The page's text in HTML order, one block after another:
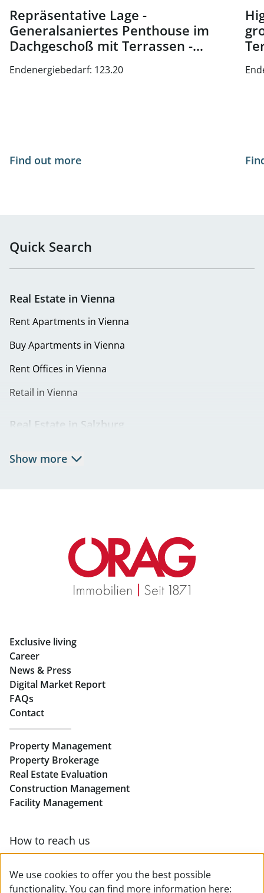
Repräsentative Lage -
Generalsaniertes Penthouse im
Dachgeschoß mit Terrassen -
kaufen in 1010 Wien
Endenergiebedarf: 123.20
Find out more
Quick Search
Real Estate in Vienna
Rent Apartments in Vienna
Buy Apartments in Vienna
Rent Offices in Vienna
Retail in Vienna
Real Estate in Salzburg
Real Estate in Graz
Rent Apartments in Graz
Eigentumswohnungen Graz
Retail in Salzburg
Real Estate in Linz
Buy Apartments in Linz
Retail in Linz
Show more
Exclusive living
Career
News & Press
Digital Market Report
FAQs
Contact
Property Management
Property Brokerage
Real Estate Evaluation
Construction Management
Facility Management
How to reach us
We use cookies to offer you the best possible
functionality. You can find more information here: